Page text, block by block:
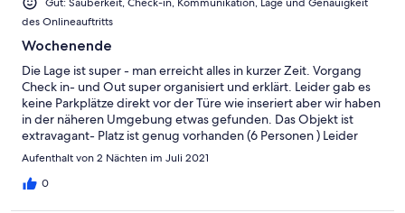
des Onlineauftritts
Wochenende
Die Lage ist super - man erreicht alles in kurzer Zeit. Vorgang
Check in- und Out super organisiert und erklärt. Leider gab es
keine Parkplätze direkt vor der Türe wie inseriert aber wir haben
in der näheren Umgebung etwas gefunden. Das Objekt ist
extravagant- Platz ist genug vorhanden (6 Personen ) Leider
miefiger Geruch aber durch lüften gut lösbar. Alles im allen
Aufenthalt von 2 Nächten im Juli 2021
0